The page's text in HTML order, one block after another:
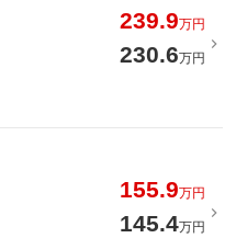
239.9万円
230.6万円
155.9万円
145.4万円